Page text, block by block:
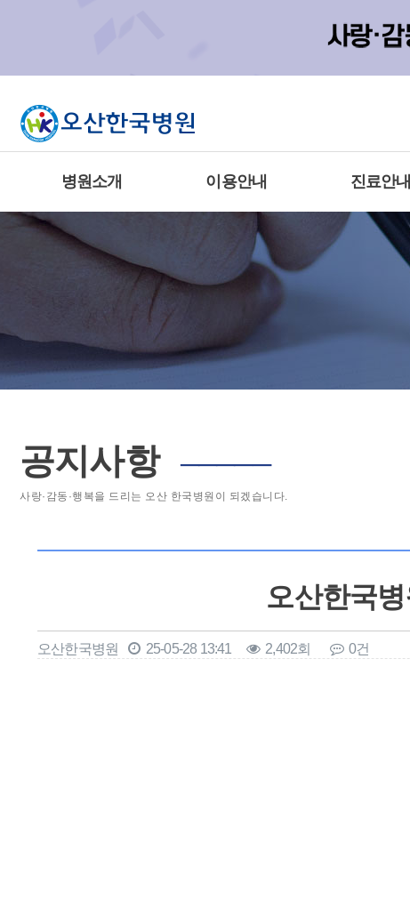
병원소개 이용안내 진료안내
공지사항 ─────
사랑·감동·행복을 드리는 오산 한국병원이 되겠습니다.
오산한국
오산한국병원 25-05-28 13:41 2,402회 0건